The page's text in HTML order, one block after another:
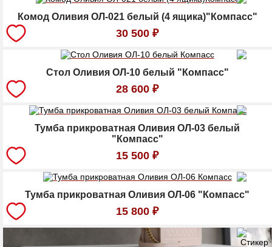
Комод Оливия ОЛ-021 белый (4 ящика)"Компасс"
30 500 ₽
Стол Оливия ОЛ-10 белый "Компасс"
28 600 ₽
Тумба прикроватная Оливия ОЛ-03 белый
"Компасс"
15 500 ₽
Тумба прикроватная Оливия ОЛ-06 "Компасс"
15 800 ₽